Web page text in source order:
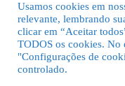
© 2026 Guia Fácil Lagos
Usamos cookies em
relevante, lembrando
clicar em “Aceitar
TODOS os cookies. No
"Configurações de
controlado.